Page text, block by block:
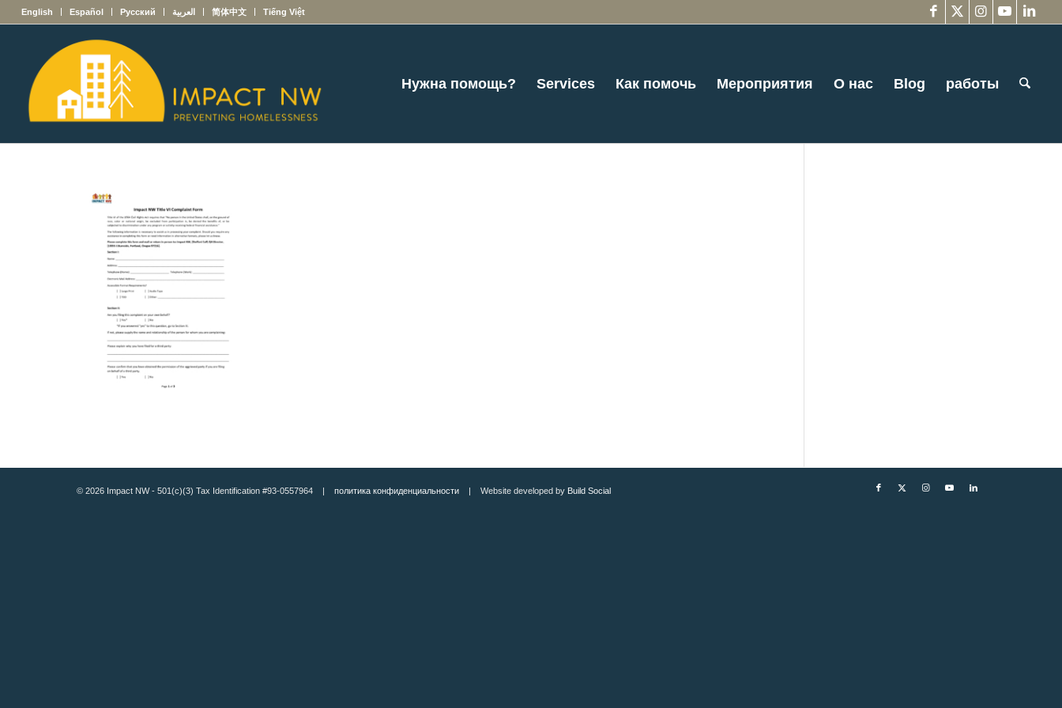
English Español Русский العربية 简体中文 Tiếng Việt
Нужна помощь? Services Как помочь Мероприятия О нас Blog работы
© 2026 Impact NW - 501(c)(3) Tax Identification #93-0557964 |политика конфиденциальности | Website developed by Build Social